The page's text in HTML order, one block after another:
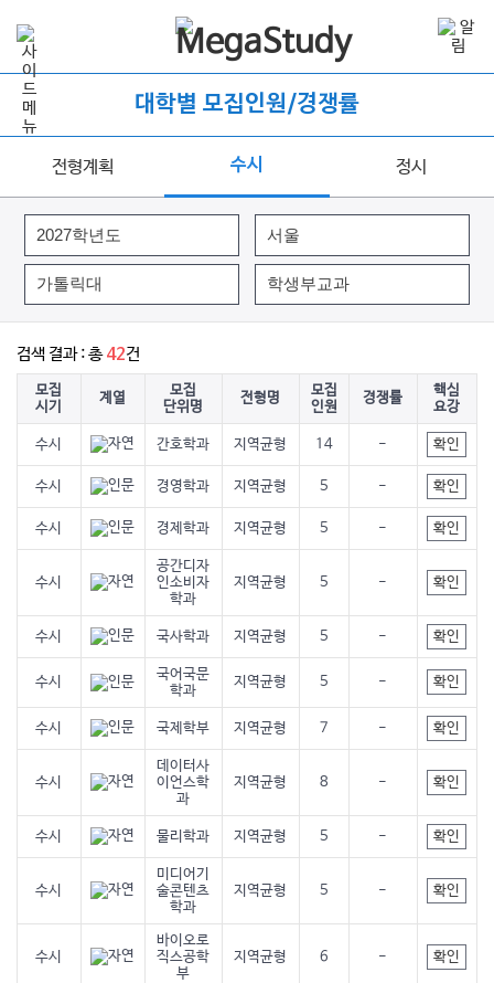
대학별 모집인원/경쟁률
전형계획 수시 정시
검색 결과 : 총42건
모집
시기
계열
모집
단위명
전형명
모집
인원
경쟁률
핵심
요강
수시 간호학과 지역균형 14 - 확인
수시 경영학과 지역균형 5 - 확인
수시 경제학과 지역균형 5 - 확인
수시
공간디자
인소비자
학과
지역균형 5 - 확인
수시 국사학과 지역균형 5 - 확인
수시
국어국문
학과
지역균형 5 - 확인
수시 국제학부 지역균형 7 - 확인
수시
데이터사
이언스학
과
지역균형 8 - 확인
수시 물리학과 지역균형 5 - 확인
수시
미디어기
술콘텐츠
학과
지역균형 5 - 확인
수시
바이오로
직스공학
부
지역균형 6 - 확인